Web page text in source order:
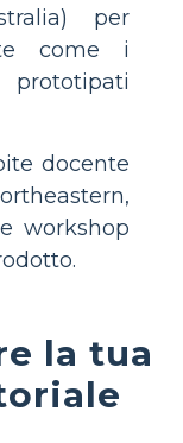
per
come i
docente
workshop
la tua